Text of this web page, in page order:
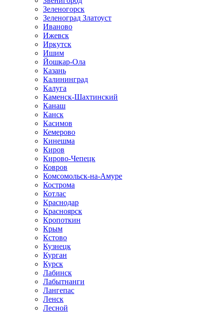
Зеленогорск
Зеленоград Златоуст
Иваново
Ижевск
Иркутск
Ишим
Йошкар-Ола
Казань
Калининград
Калуга
Каменск-Шахтинский
Канаш
Канск
Касимов
Кемерово
Кинешма
Киров
Кирово-Чепецк
Ковров
Комсомольск-на-Амуре
Кострома
Котлас
Краснодар
Красноярск
Кропоткин
Крым
Кстово
Кузнецк
Курган
Курск
Лабинск
Лабытнанги
Лангепас
Ленск
Лесной